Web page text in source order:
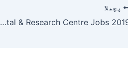
پچھلا
Shaukat Khanum Memorial Cancer Hospital & Research Centre Jobs 2019